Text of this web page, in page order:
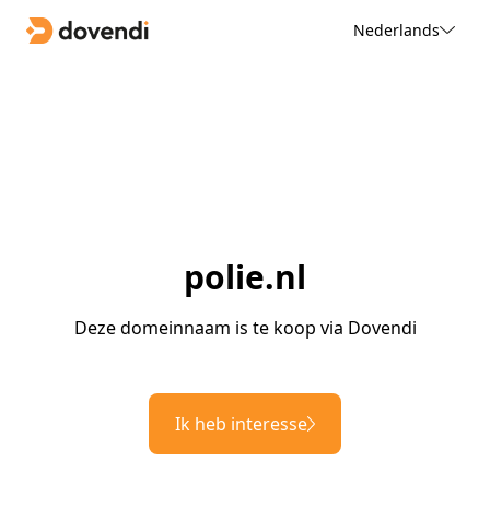
Nederlands
polie.nl
Deze domeinnaam is te koop via Dovendi
Ik heb interesse